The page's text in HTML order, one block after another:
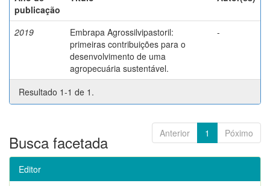
publicação
2019
Embrapa Agrossilvipastoril:
primeiras contribuições para o
desenvolvimento de uma
agropecuária sustentável.
-
Resultado 1-1 de 1.
Anterior 1 Póximo
Busca facetada
Editor